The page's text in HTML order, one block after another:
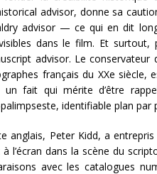
advisor, donne sa
advisor — ce qui en dit
dans le film. Et
advisor. Le conservateur
français du XXe
un fait qui mérite d’être
identifiable plan par
anglais, Peter Kidd, a
l’écran dans la scène du
avec les catalogues